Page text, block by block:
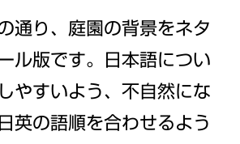
通り、庭園の背景をネタ
ル版です。日本語につい
やすいよう、不自然にな
英の語順を合わせるよう